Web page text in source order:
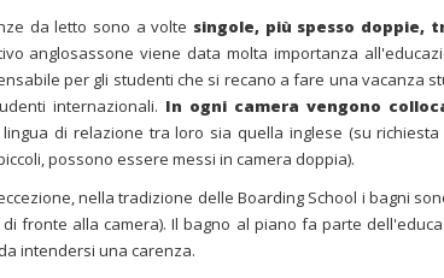
da letto sono a volte singole, più spesso doppie,
anglosassone viene data molta importanza
per gli studenti che si recano a fare una vacanza
internazionali. In ogni camera vengono
lingua di relazione tra loro sia quella inglese (su
possono essere messi in camera doppia).
nella tradizione delle Boarding School i bagni
fronte alla camera). Il bagno al piano fa parte
intendersi una carenza.